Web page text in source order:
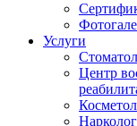
Услуги
Центр